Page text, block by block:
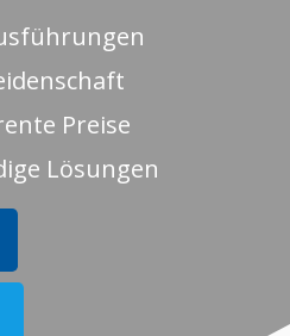
Preise
Lösungen